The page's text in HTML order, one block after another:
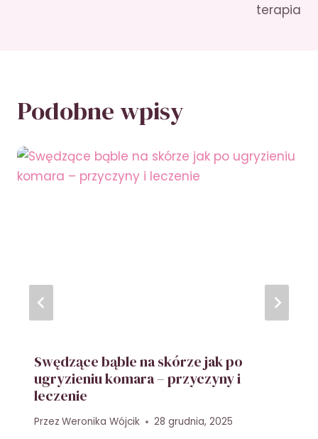
terapia
Podobne wpisy
Swędzące bąble na skórze jak po
ugryzieniu komara – przyczyny i
leczenie
Przez Weronika Wójcik 28 grudnia, 2025